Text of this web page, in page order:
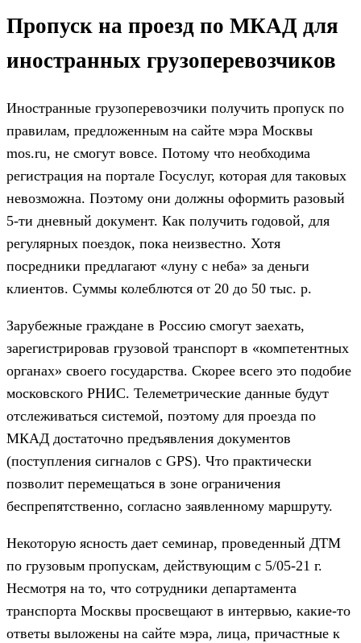
Пропуск на проезд по МКАД для
иностранных грузоперевозчиков
Иностранные грузоперевозчики получить пропуск по
правилам, предложенным на сайте мэра Москвы
mos.ru, не смогут вовсе. Потому что необходима
регистрация на портале Госуслуг, которая для таковых
невозможна. Поэтому они должны оформить разовый
5-ти дневный документ. Как получить годовой, для
регулярных поездок, пока неизвестно. Хотя
посредники предлагают «луну с неба» за деньги
клиентов. Суммы колеблются от 20 до 50 тыс. р.
Зарубежные граждане в Россию смогут заехать,
зарегистрировав грузовой транспорт в «компетентных
органах» своего государства. Скорее всего это подобие
московского РНИС. Телеметрические данные будут
отслеживаться системой, поэтому для проезда по
МКАД достаточно предъявления документов
(поступления сигналов с GPS). Что практически
позволит перемещаться в зоне ограничения
беспрепятственно, согласно заявленному маршруту.
Некоторую ясность дает семинар, проведенный ДТМ
по грузовым пропускам, действующим с 5/05-21 г.
Несмотря на то, что сотрудники департамента
транспорта Москвы просвещают в интервью, какие-то
ответы выложены на сайте мэра, лица, причастные к